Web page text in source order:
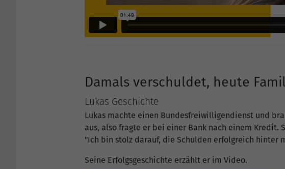
Damals verschuldet, heute
Lukas Geschichte
Lukas machte einen Bundesfreiwilligendienst und
aus, also fragte er bei einer Bank nach einem Kredit.
"Ich bin stolz darauf, die Schulden erfolgreich hinter
Seine Erfolgsgeschichte erzählt er im Video.